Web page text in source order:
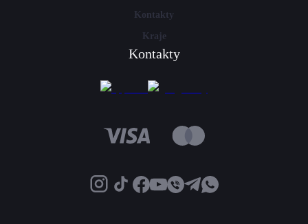
Kontakty
Kraje
Kontakty